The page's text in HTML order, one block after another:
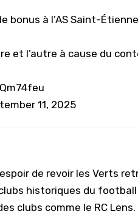
bonus à l’AS Saint-
et l’autre à cause du
11, 2025
de revoir les Verts
historiques du
clubs comme le RC Lens.